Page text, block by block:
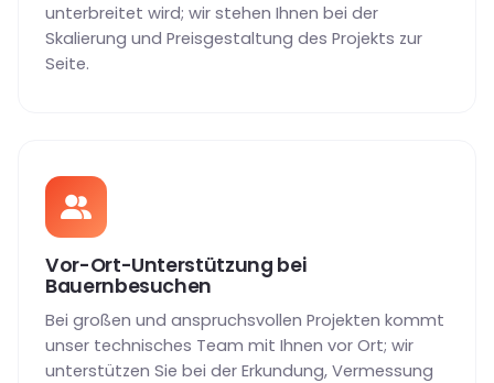
unterbreitet wird; wir stehen Ihnen bei der
Skalierung und Preisgestaltung des Projekts zur
Seite.
Vor-Ort-Unterstützung bei
Bauernbesuchen
Bei großen und anspruchsvollen Projekten kommt
unser technisches Team mit Ihnen vor Ort; wir
unterstützen Sie bei der Erkundung, Vermessung